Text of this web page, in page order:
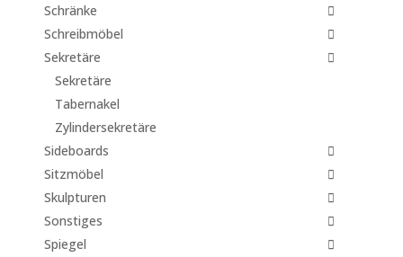
Schränke
Schreibmöbel
Sekretäre
Sekretäre
Tabernakel
Zylindersekretäre
Sideboards
Sitzmöbel
Skulpturen
Sonstiges
Spiegel